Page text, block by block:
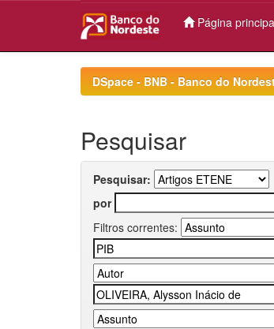
Página
DSpace - BNB - Banco do
Pesquisar
Pesquisar:
por
Filtros correntes: